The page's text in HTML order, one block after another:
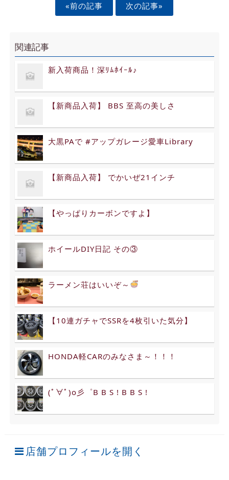
«前の記事 次の記事»
関連記事
新入荷商品！深ﾘﾑﾎｲｰﾙ♪
【新商品入荷】 BBS 至高の美しさ
大黒PAで #アップガレージ愛車Library
【新商品入荷】 でかいぜ21インチ
【やっぱりカーボンですよ】
ホイールDIY日記 その③
ラーメン荘はいいぞ～
【10連ガチャでSSRを4枚引いた気分】
HONDA軽CARのみなさま～！！！
(ﾟ∀ﾟ)o彡゜B B S ! B B S !
店舗プロフィールを開く